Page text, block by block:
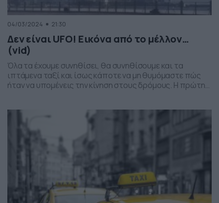
04/03/2024 21:30
Δεν είναι UFO! Εικόνα από το μέλλον…
(vid)
Όλα τα έχουμε συνηθίσει, θα συνηθίσουμε και τα
ιπτάμενα ταξί και ίσως κάποτε να μη θυμόμαστε πώς
ήταν να υπομένεις την κίνηση στους δρόμους. Η πρώτη
της επαρχίας Γκουανγκντόνγκ που απέχουν 48 χλμ η μια
από την άλλη. Η […]